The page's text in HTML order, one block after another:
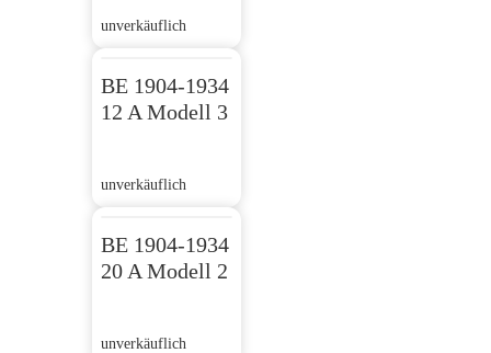
unverkäuflich
BE 1904-1934
12 A Modell 3
unverkäuflich
BE 1904-1934
20 A Modell 2
unverkäuflich